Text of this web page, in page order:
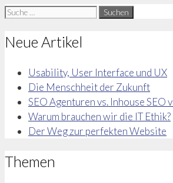
Suche
Neue Artikel
Usability, User Interface und UX
Die Menschheit der Zukunft
SEO Agenturen vs. Inhouse SEO
Warum brauchen wir die IT Ethik?
Der Weg zur perfekten Website
Themen